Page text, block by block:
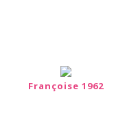
Françoise 1962